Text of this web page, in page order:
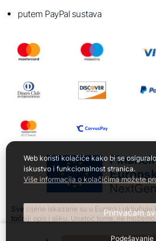
putem PayPal sustava
Sve cijene iskazane su u Eurima i uključuju
točniji opis i sliku. Unatoč tome, ne
nastale u opisu proizvoda, slikama
Web koristi kolačiće kako bi se
iskustvo i funkcionalnost stranica.
Više informacija o kolačićima možete
Prihvaćam
Podešavanje